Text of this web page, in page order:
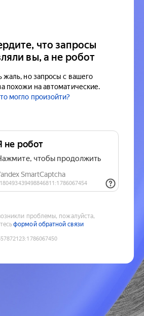
что запросы
вы, а не робот
жаль, но запросы с вашего
похожи на автоматические.
могло произойти?
проблемы, пожалуйста,
формой обратной связи
:1786067450